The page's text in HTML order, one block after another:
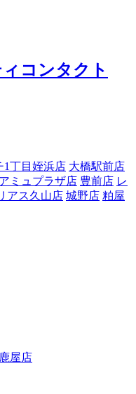
コンタクト
1丁目姪浜店 大橋駅前店
ミュプラザ店 豊前店 レ
アス久山店 城野店 粕屋
鹿屋店